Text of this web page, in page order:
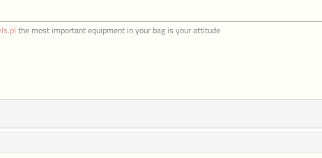
the most important equipment in your bag is your attitude